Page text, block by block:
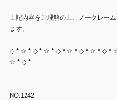
上記内容をご理解の上、ノークレー
ます。
☆:*:◇:*
NO.1242